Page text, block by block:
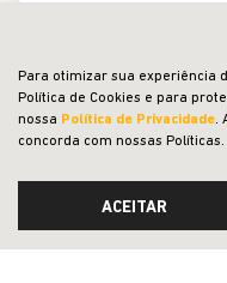
VER TODOS
Para otimizar sua experiência
Política de Cookies e para
nossa Política de Privacidade.
concorda com nossas Políticas.
ACEITAR